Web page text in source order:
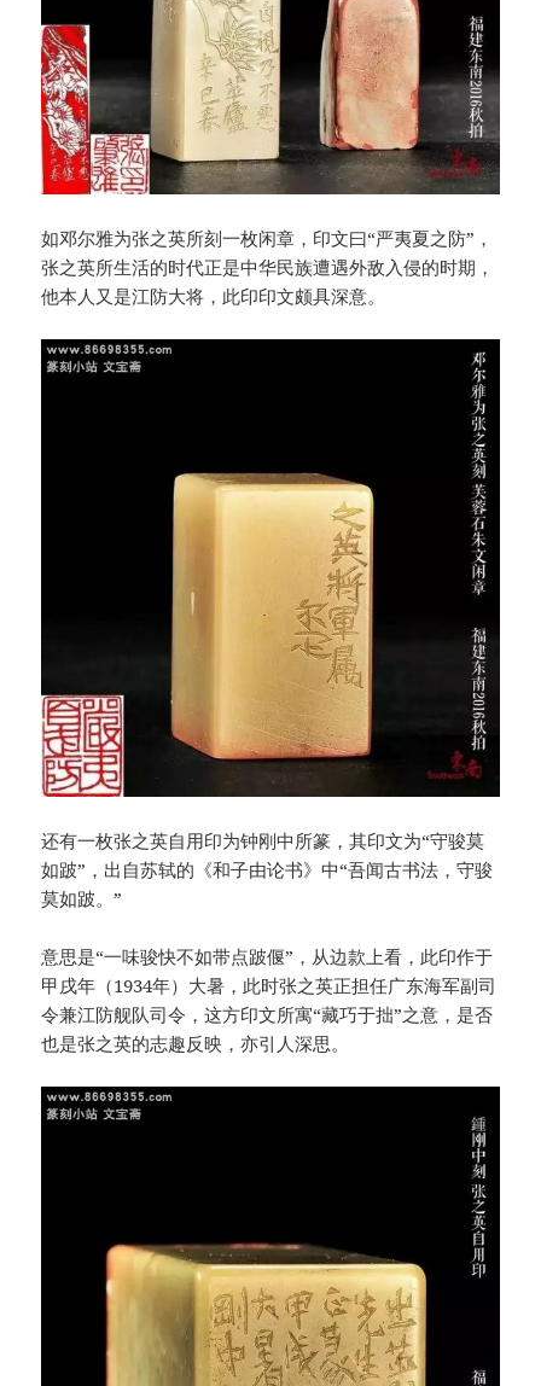
如邓尔雅为张之英所刻一枚闲章，印文曰“严夷夏之防”，
张之英所生活的时代正是中华民族遭遇外敌入侵的时期，
他本人又是江防大将，此印印文颇具深意。
还有一枚张之英自用印为钟刚中所篆，其印文为“守骏莫
如跛”，出自苏轼的《和子由论书》中“吾闻古书法，守骏
莫如跛。”
意思是“一味骏快不如带点跛偃”，从边款上看，此印作于
甲戌年（1934年）大暑，此时张之英正担任广东海军副司
令兼江防舰队司令，这方印文所寓“藏巧于拙”之意，是否
也是张之英的志趣反映，亦引人深思。